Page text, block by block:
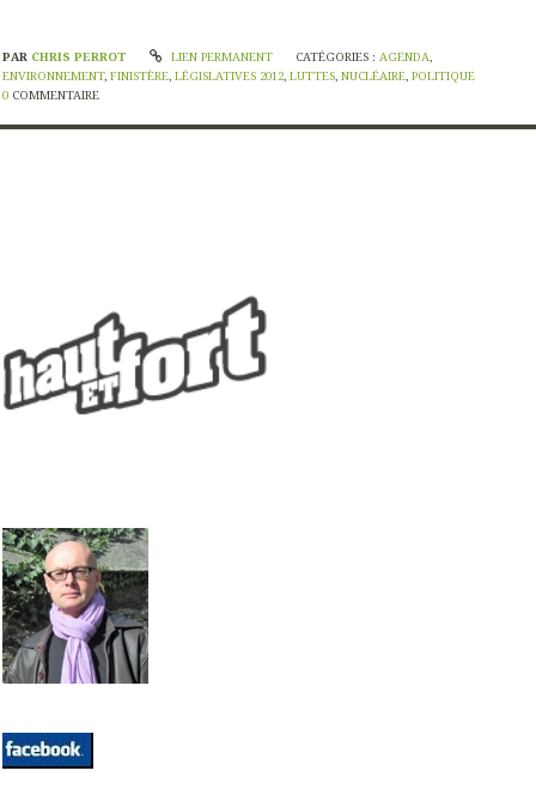
PAR CHRIS PERROT LIEN PERMANENT CATÉGORIES :AGENDA,
ENVIRONNEMENT, FINISTÈRE, LÉGISLATIVES 2012, LUTTES, NUCLÉAIRE, POLITIQUE
0 COMMENTAIRE